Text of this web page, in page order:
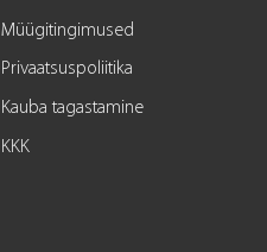
Müügitingimused
Privaatsuspoliitika
Kauba tagastamine
KKK